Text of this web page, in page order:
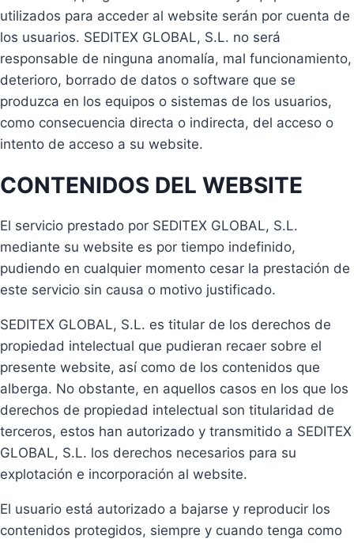
utilizados para acceder al website serán por cuenta de
los usuarios. SEDITEX GLOBAL, S.L. no será
responsable de ninguna anomalía, mal funcionamiento,
deterioro, borrado de datos o software que se
produzca en los equipos o sistemas de los usuarios,
como consecuencia directa o indirecta, del acceso o
intento de acceso a su website.
CONTENIDOS DEL WEBSITE
El servicio prestado por SEDITEX GLOBAL, S.L.
mediante su website es por tiempo indefinido,
pudiendo en cualquier momento cesar la prestación de
este servicio sin causa o motivo justificado.
SEDITEX GLOBAL, S.L. es titular de los derechos de
propiedad intelectual que pudieran recaer sobre el
presente website, así como de los contenidos que
alberga. No obstante, en aquellos casos en los que los
derechos de propiedad intelectual son titularidad de
terceros, estos han autorizado y transmitido a SEDITEX
GLOBAL, S.L. los derechos necesarios para su
explotación e incorporación al website.
El usuario está autorizado a bajarse y reproducir los
contenidos protegidos, siempre y cuando tenga como